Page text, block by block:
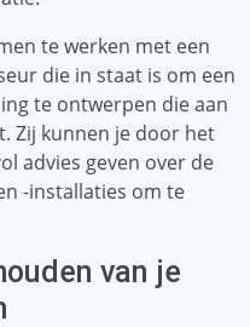
te werken met een
die in staat is om een
te ontwerpen die aan
Zij kunnen je door het
advies geven over de
-installaties om te
van je